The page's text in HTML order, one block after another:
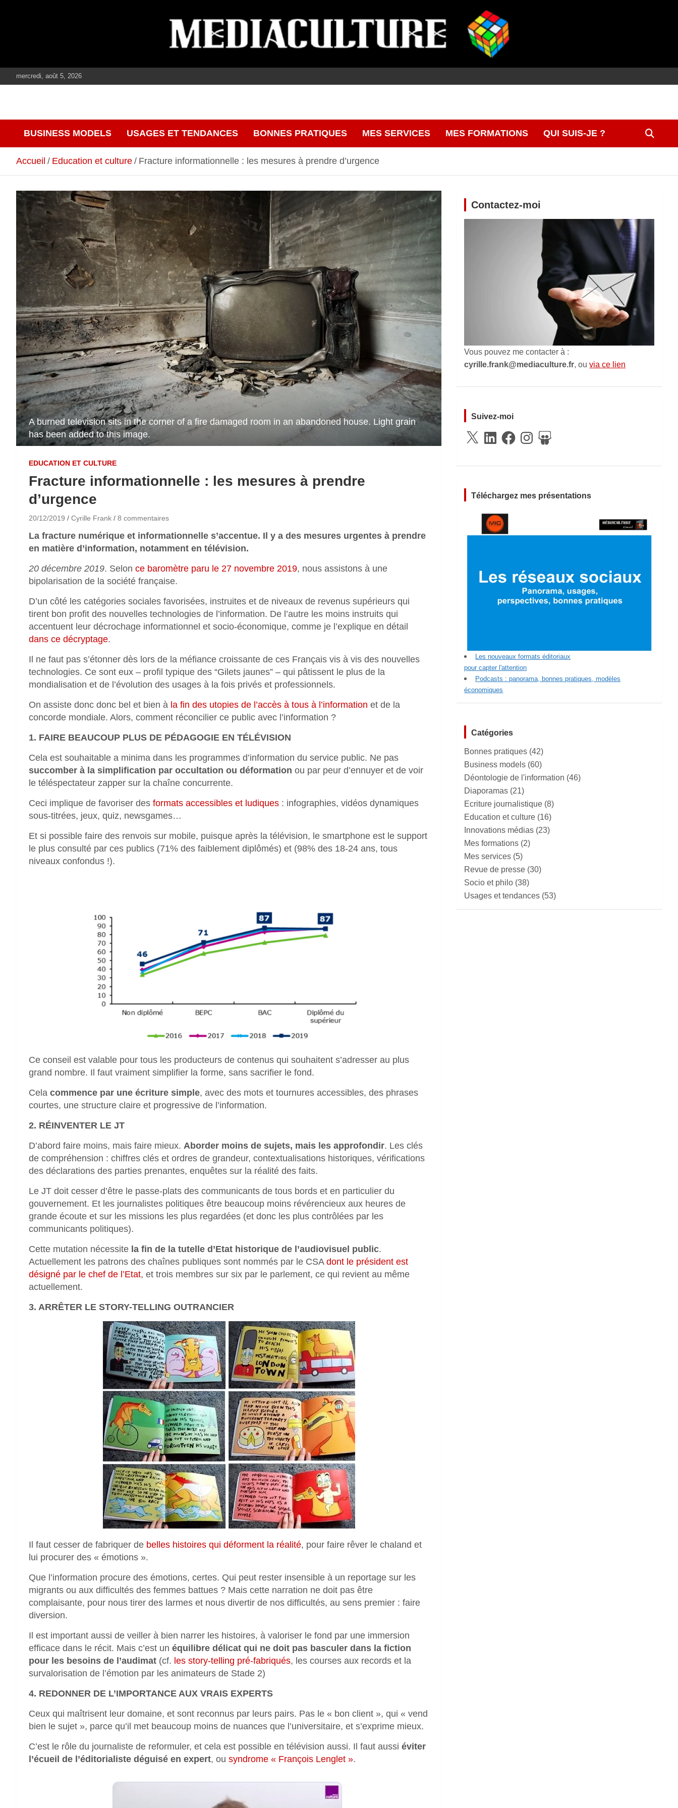
mercredi, août 5, 2026
mediaculture
BUSINESS MODELS USAGES ET TENDANCES BONNES PRATIQUES MES SERVICES MES FORMATIONS QUI SUIS-JE ?
Accueil Education et culture Fracture informationnelle : les mesures à prendre d’urgence
A burned television sits in the corner of a fire damaged room in an abandoned house. Light grain
has been added to this image.
EDUCATION ET CULTURE
Fracture informationnelle : les mesures à prendre
d’urgence
20/12/2019 Cyrille Frank 8 commentaires
La fracture numérique et informationnelle s’accentue. Il y a des mesures urgentes à prendre
en matière d’information, notamment en télévision.
20 décembre 2019. Selon ce baromètre paru le 27 novembre 2019, nous assistons à une
bipolarisation de la société française.
D’un côté les catégories sociales favorisées, instruites et de niveaux de revenus supérieurs qui
tirent bon profit des nouvelles technologies de l’information. De l’autre les moins instruits qui
accentuent leur décrochage informationnel et socio-économique, comme je l’explique en détail
dans ce décryptage.
Il ne faut pas s’étonner dès lors de la méfiance croissante de ces Français vis à vis des nouvelles
technologies. Ce sont eux – profil typique des “Gilets jaunes” – qui pâtissent le plus de la
mondialisation et de l’évolution des usages à la fois privés et professionnels.
On assiste donc donc bel et bien à la fin des utopies de l’accès à tous à l’information et de la
concorde mondiale. Alors, comment réconcilier ce public avec l’information ?
1. FAIRE BEAUCOUP PLUS DE PÉDAGOGIE EN TÉLÉVISION
Cela est souhaitable a minima dans les programmes d’information du service public. Ne pas
succomber à la simplification par occultation ou déformation ou par peur d’ennuyer et de voir
le téléspectateur zapper sur la chaîne concurrente.
Ceci implique de favoriser des formats accessibles et ludiques : infographies, vidéos dynamiques
sous-titrées, jeux, quiz, newsgames…
Et si possible faire des renvois sur mobile, puisque après la télévision, le smartphone est le support
le plus consulté par ces publics (71% des faiblement diplômés) et (98% des 18-24 ans, tous
niveaux confondus !).
Ce conseil est valable pour tous les producteurs de contenus qui souhaitent s’adresser au plus
grand nombre. Il faut vraiment simplifier la forme, sans sacrifier le fond.
Cela commence par une écriture simple, avec des mots et tournures accessibles, des phrases
courtes, une structure claire et progressive de l’information.
2. RÉINVENTER LE JT
D’abord faire moins, mais faire mieux. Aborder moins de sujets, mais les approfondir. Les clés
de compréhension : chiffres clés et ordres de grandeur, contextualisations historiques, vérifications
des déclarations des parties prenantes, enquêtes sur la réalité des faits.
Le JT doit cesser d’être le passe-plats des communicants de tous bords et en particulier du
gouvernement. Et les journalistes politiques être beaucoup moins révérencieux aux heures de
grande écoute et sur les missions les plus regardées (et donc les plus contrôlées par les
communicants politiques).
Cette mutation nécessite la fin de la tutelle d’Etat historique de l’audiovisuel public.
Actuellement les patrons des chaînes publiques sont nommés par le CSA dont le président est
désigné par le chef de l’Etat, et trois membres sur six par le parlement, ce qui revient au même
actuellement.
3. ARRÊTER LE STORY-TELLING OUTRANCIER
Il faut cesser de fabriquer de belles histoires qui déforment la réalité, pour faire rêver le chaland et
lui procurer des « émotions ».
Que l’information procure des émotions, certes. Qui peut rester insensible à un reportage sur les
migrants ou aux difficultés des femmes battues ? Mais cette narration ne doit pas être
complaisante, pour nous tirer des larmes et nous divertir de nos difficultés, au sens premier : faire
diversion.
Il est important aussi de veiller à bien narrer les histoires, à valoriser le fond par une immersion
efficace dans le récit. Mais c’est un équilibre délicat qui ne doit pas basculer dans la fiction
pour les besoins de l’audimat (cf. les story-telling pré-fabriqués, les courses aux records et la
survalorisation de l’émotion par les animateurs de Stade 2)
4. REDONNER DE L’IMPORTANCE AUX VRAIS EXPERTS
Ceux qui maîtrisent leur domaine, et sont reconnus par leurs pairs. Pas le « bon client », qui « vend
bien le sujet », parce qu’il met beaucoup moins de nuances que l’universitaire, et s’exprime mieux.
C’est le rôle du journaliste de reformuler, et cela est possible en télévision aussi. Il faut aussi éviter
l’écueil de l’éditorialiste déguisé en expert, ou syndrome « François Lenglet ».
Contactez-moi
Vous pouvez me contacter à :
cyrille.frank@mediaculture.fr, ouvia ce lien
Suivez-moi
X
LinkedInFacebookInstagramSlideShare
Téléchargez mes présentations
Les nouveaux formats éditoriaux
pour capter l'attention
Podcasts : panorama, bonnes pratiques, modèles
économiques
Catégories
Bonnes pratiques (42)
Business models (60)
Déontologie de l'information (46)
Diaporamas (21)
Ecriture journalistique (8)
Education et culture (16)
Innovations médias (23)
Mes formations (2)
Mes services (5)
Revue de presse (30)
Socio et philo (38)
Usages et tendances (53)